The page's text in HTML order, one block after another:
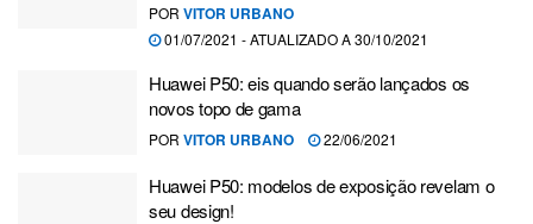
POR VITOR URBANO
01/07/2021 - ATUALIZADO A 30/10/2021
Huawei P50: eis quando serão lançados os
novos topo de gama
POR VITOR URBANO 22/06/2021
Huawei P50: modelos de exposição revelam o
seu design!